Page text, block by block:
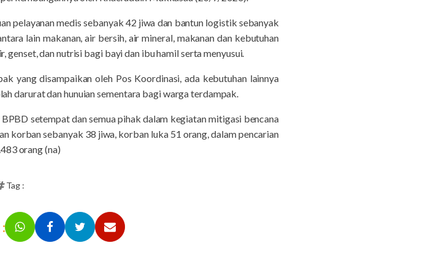
pelayanan medis sebanyak 42 jiwa dan bantun logistik sebanyak
lain makanan, air bersih, air mineral, makanan dan kebutuhan
genset, dan nutrisi bagi bayi dan ibu hamil serta menyusui.
yang disampaikan oleh Pos Koordinasi, ada kebutuhan lainnya
darurat dan hunuian sementara bagi warga terdampak.
setempat dan semua pihak dalam kegiatan mitigasi bencana
korban sebanyak 38 jiwa, korban luka 51 orang, dalam pencarian
orang (na)
Tag :